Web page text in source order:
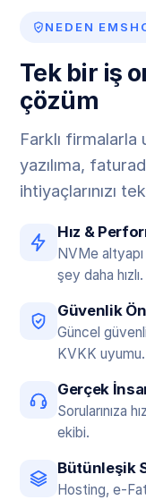
NEDEN
Tek bir iş
çözüm
Farklı firmalarla
yazılıma,
ihtiyaçlarınızı
Hız &
NVMe
şey daha hızlı.
Güvenlik
Güncel
KVKK uyumu.
Gerçek
Sorularınıza
ekibi.
Bütünleşik
Hosting, e-